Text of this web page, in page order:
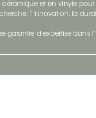
et en vinyle
l’innovation, la
garantie d'expertise